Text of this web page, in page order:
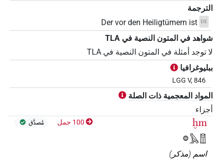
الترجمة
DE
Der vor den Heiligtümern ist
شواهد في المتون النصية في ‏TLA
لا توجد أمثلة في المتون النصية في ‏TLA
ببليوغرافيا
LGG V, 846
المواد المعجمية ذات الصلة
أجزاء
ḫm
𓐍𓅓𓉯
100 جمل مُصدَّق
اسم (مذكر)